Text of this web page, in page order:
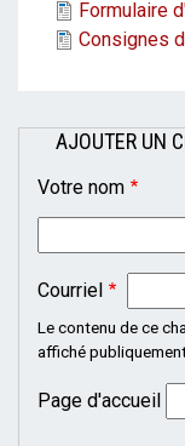
Pièces
jointes
Formulaire
Consignes
AJOUTER UN
Votre nom
Courriel
Le contenu de ce
affiché
Page d'accueil